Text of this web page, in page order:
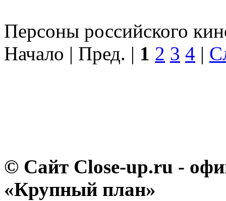
Персоны российского
Начало | Пред. | 1 2 3 4 |
© Сайт Close-up.ru -
«Крупный план»